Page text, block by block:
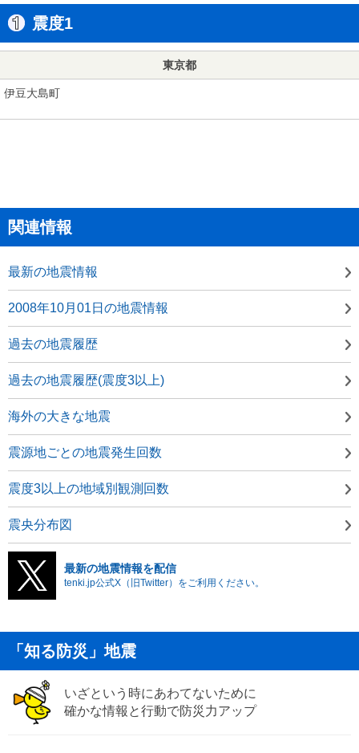
震度1
東京都
伊豆大島町
関連情報
最新の地震情報
2008年10月01日の地震情報
過去の地震履歴
過去の地震履歴(震度3以上)
海外の大きな地震
震源地ごとの地震発生回数
震度3以上の地域別観測回数
震央分布図
最新の地震情報を配信
tenki.jp公式X（旧Twitter）をご利用ください。
「知る防災」地震
いざという時にあわてないために
確かな情報と行動で防災力アップ